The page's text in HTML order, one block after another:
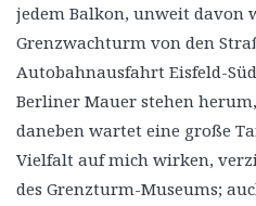
jedem Balkon, unweit davon
Grenzwachturm von den
Autobahnausfahrt Eisfeld-
Berliner Mauer stehen
daneben wartet eine große
Vielfalt auf mich wirken,
des Grenzturm-Museums;